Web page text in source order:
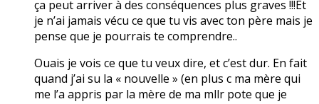
ça peut arriver à des conséquences plus graves !!!Et
je n’ai jamais vécu ce que tu vis avec ton père mais je
pense que je pourrais te comprendre..
Ouais je vois ce que tu veux dire, et c’est dur. En fait
quand j’ai su la « nouvelle » (en plus c ma mère qui
me l’a appris par la mère de ma mllr pote que je